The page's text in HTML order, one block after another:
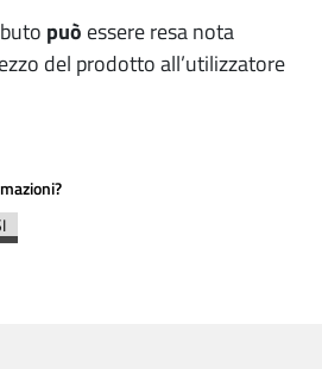
può essere resa nota
del prodotto all’utilizzatore